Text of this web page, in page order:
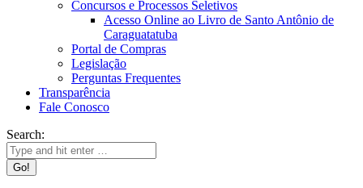
Concursos e Processos Seletivos
Acesso Online ao Livro de Santo Antônio de
Caraguatatuba
Portal de Compras
Legislação
Perguntas Frequentes
Transparência
Fale Conosco
Search: